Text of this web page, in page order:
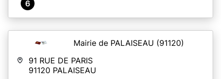
6
Mairie de PALAISEAU (91120)
91 RUE DE PARIS
91120 PALAISEAU